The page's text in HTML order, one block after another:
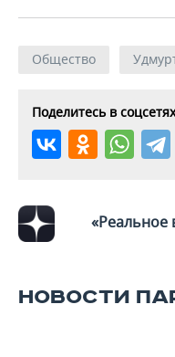
Общество
Поделитесь в соцсетях
«Реальное
НОВОСТИ